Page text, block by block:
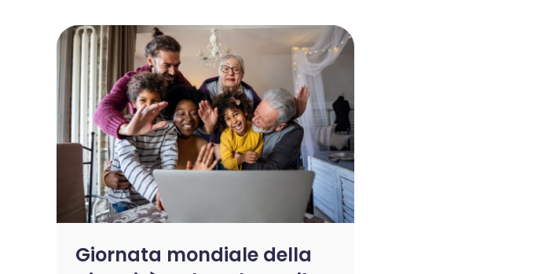
Giornata mondiale della